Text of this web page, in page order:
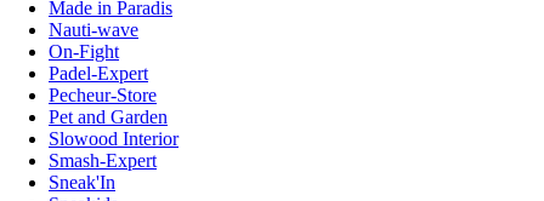
Made in Paradis
Nauti-wave
On-Fight
Padel-Expert
Pecheur-Store
Pet and Garden
Slowood Interior
Smash-Expert
Sneak'In